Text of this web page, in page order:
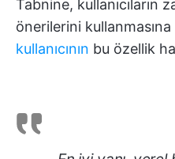
Tabnine, kullanıcıların
önerilerini
kullanıcının bu özellik